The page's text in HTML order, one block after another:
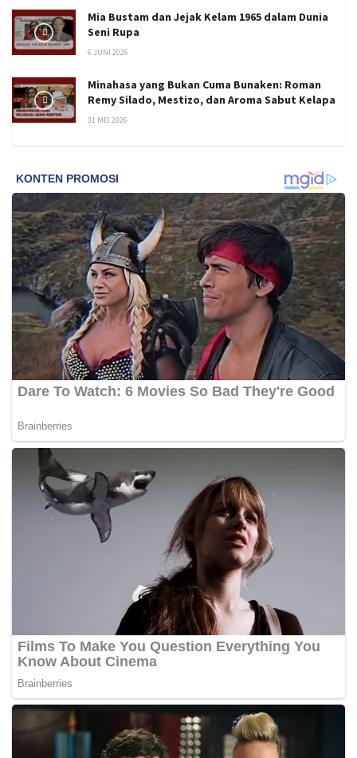
Mia Bustam dan Jejak Kelam 1965 dalam Dunia
Seni Rupa
6 JUNI 2026
Minahasa yang Bukan Cuma Bunaken: Roman
Remy Silado, Mestizo, dan Aroma Sabut Kelapa
31 MEI 2026